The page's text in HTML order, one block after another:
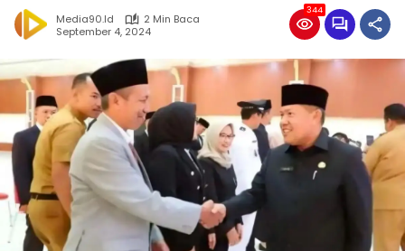
Media90.id
2 Min Baca
September 4, 2024
344